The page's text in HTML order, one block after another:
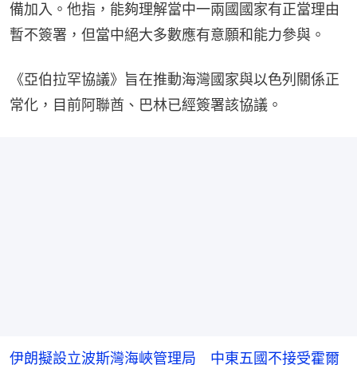
備加入。他指，能夠理解當中一兩國國家有正當理由
暫不簽署，但當中絕大多數應有意願和能力參與。
《亞伯拉罕協議》旨在推動海灣國家與以色列關係正
常化，目前阿聯酋、巴林已經簽署該協議。
伊朗擬設立波斯灣海峽管理局 中東五國不接受霍爾